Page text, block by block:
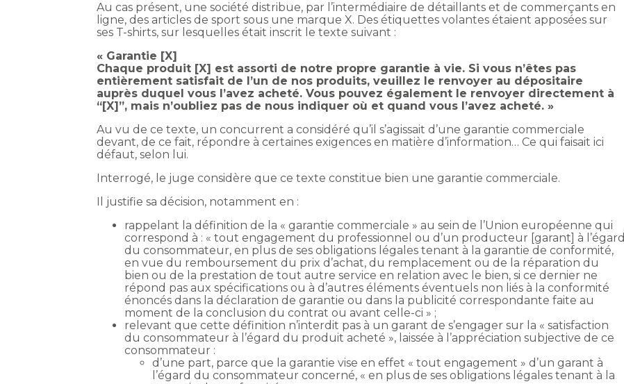
Au cas présent, une société distribue, par l’intermédiaire de détaillants et de commerçants en
ligne, des articles de sport sous une marque X. Des étiquettes volantes étaient apposées sur
ses T-shirts, sur lesquelles était inscrit le texte suivant :
« Garantie [X]
Chaque produit [X] est assorti de notre propre garantie à vie. Si vous n’êtes pas
entièrement satisfait de l’un de nos produits, veuillez le renvoyer au dépositaire
auprès duquel vous l’avez acheté. Vous pouvez également le renvoyer directement à
“[X]”, mais n’oubliez pas de nous indiquer où et quand vous l’avez acheté. »
Au vu de ce texte, un concurrent a considéré qu’il s’agissait d’une garantie commerciale
devant, de ce fait, répondre à certaines exigences en matière d’information… Ce qui faisait ici
défaut, selon lui.
Interrogé, le juge considère que ce texte constitue bien une garantie commerciale.
Il justifie sa décision, notamment en :
rappelant la définition de la « garantie commerciale » au sein de l’Union européenne qui
correspond à : « tout engagement du professionnel ou d’un producteur [garant] à l’égard
du consommateur, en plus de ses obligations légales tenant à la garantie de conformité,
en vue du remboursement du prix d’achat, du remplacement ou de la réparation du
bien ou de la prestation de tout autre service en relation avec le bien, si ce dernier ne
répond pas aux spécifications ou à d’autres éléments éventuels non liés à la conformité
énoncés dans la déclaration de garantie ou dans la publicité correspondante faite au
moment de la conclusion du contrat ou avant celle-ci » ;
relevant que cette définition n’interdit pas à un garant de s’engager sur la « satisfaction
du consommateur à l’égard du produit acheté », laissée à l’appréciation subjective de ce
consommateur :
d’une part, parce que la garantie vise en effet « tout engagement » d’un garant à
l’égard du consommateur concerné, « en plus de ses obligations légales tenant à la